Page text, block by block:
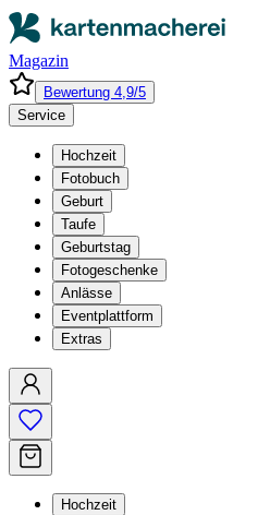
Magazin
Bewertung 4,9/5
Service
Hochzeit
Fotobuch
Geburt
Taufe
Geburtstag
Fotogeschenke
Anlässe
Eventplattform
Extras
Hochzeit